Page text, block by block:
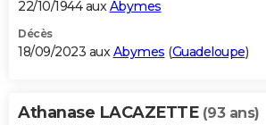
22/10/1944 auxAbymes
Décès
18/09/2023 auxAbymes (Guadeloupe)
Athanase LACAZETTE (93 ans)